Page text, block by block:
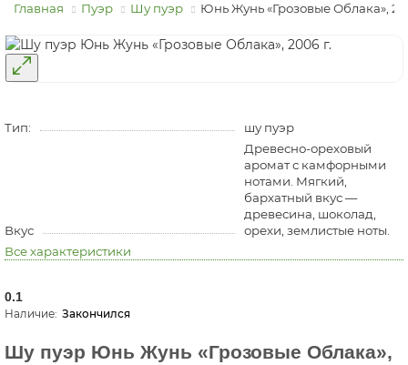
Главная Пуэр Шу пуэр Юнь Жунь «Грозовые Облака»‎,
Тип: шу пуэр
Вкус
Древесно-ореховый
аромат с камфорными
нотами. Мягкий,
бархатный вкус —
древесина, шоколад,
орехи, землистые ноты.
Все характеристики
0.1
Закончился
Шу пуэр Юнь Жунь «Грозовые Облака»‎,